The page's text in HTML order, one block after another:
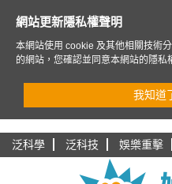
泛科學 泛科技 娛樂重擊
網站更新隱私權聲明
本網站使用 cookie 及其他相關技術
的網站，您確認並同意本網站的隱私
我知道